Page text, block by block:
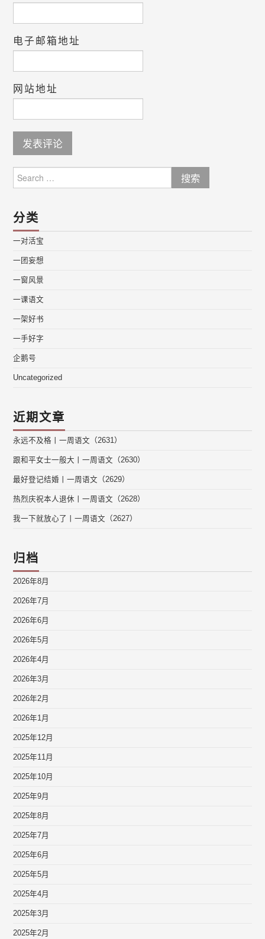
电子邮箱地址
网站地址
for:
分类
一对活宝
一团妄想
一窗风景
一课语文
一架好书
一手好字
企鹅号
Uncategorized
近期文章
永远不及格丨一周语文（2631）
跟和平女士一般大丨一周语文（2630）
最好登记结婚丨一周语文（2629）
热烈庆祝本人退休丨一周语文（2628）
我一下就放心了丨一周语文（2627）
归档
2026年8月
2026年7月
2026年6月
2026年5月
2026年4月
2026年3月
2026年2月
2026年1月
2025年12月
2025年11月
2025年10月
2025年9月
2025年8月
2025年7月
2025年6月
2025年5月
2025年4月
2025年3月
2025年2月